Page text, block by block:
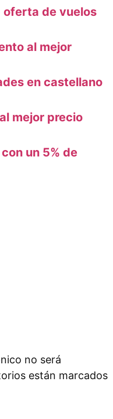
de vuelos
al mejor
en castellano
mejor precio
un 5% de
no será
están marcados